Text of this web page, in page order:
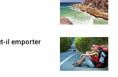
il emporter